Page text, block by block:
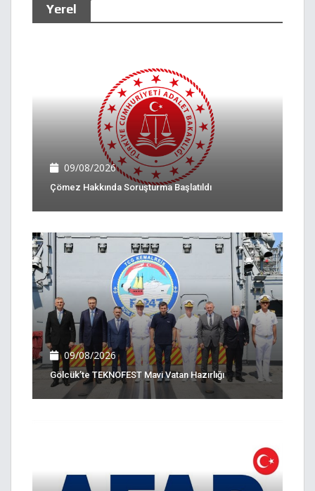
Yerel
09/08/2026
Çömez Hakkında Soruşturma Başlatıldı
09/08/2026
Gölcük’te TEKNOFEST Mavi Vatan Hazırlığı